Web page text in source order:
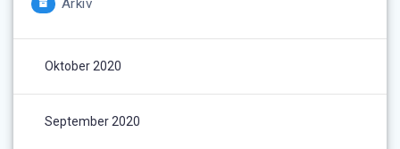
Arkiv
Oktober 2020
September 2020